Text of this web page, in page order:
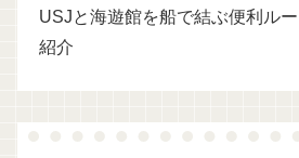
USJと海遊館を船で結ぶ便利ル
紹介